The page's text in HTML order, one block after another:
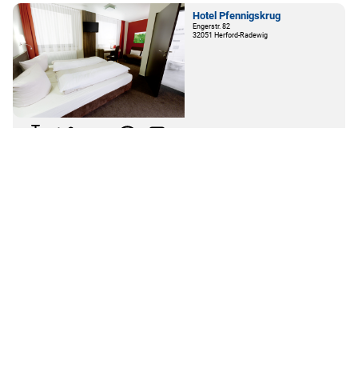
Hotel Pfennigskrug
Engerstr. 82
32051 Herford-Radewig